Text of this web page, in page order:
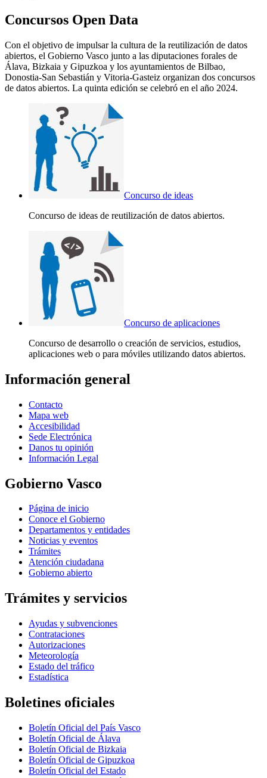
Concursos Open Data
Con el objetivo de impulsar la cultura de la reutilización de datos
abiertos, el Gobierno Vasco junto a las diputaciones forales de
Álava, Bizkaia y Gipuzkoa y los ayuntamientos de Bilbao,
Donostia-San Sebastián y Vitoria-Gasteiz organizan dos concursos
de datos abiertos. La quinta edición se celebró en el año 2024.
Concurso de ideas
Concurso de ideas de reutilización de datos abiertos.
Concurso de aplicaciones
Concurso de desarrollo o creación de servicios, estudios,
aplicaciones web o para móviles utilizando datos abiertos.
Información general
Contacto
Mapa web
Accesibilidad
Sede Electrónica
Danos tu opinión
Información Legal
Gobierno Vasco
Página de inicio
Conoce el Gobierno
Departamentos y entidades
Noticias y eventos
Trámites
Atención ciudadana
Gobierno abierto
Trámites y servicios
Ayudas y subvenciones
Contrataciones
Autorizaciones
Meteorología
Estado del tráfico
Estadística
Boletines oficiales
Boletín Oficial del País Vasco
Boletín Oficial de Álava
Boletín Oficial de Bizkaia
Boletín Oficial de Gipuzkoa
Boletín Oficial del Estado